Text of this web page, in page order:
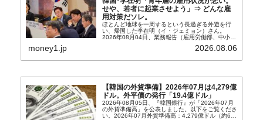
せや、若者に起業させよう」⇒ どんな雇
用対策だソレ。
ほとんど地球を一周するという長過ぎる外遊を行
い、帰国した李在明（イ・ジェミョン）さん。
2026年08月04日、業務報告（雇用労働部、中小ベ
上、韓国大統領に成りおおせた李在明（イ・ジェミ
money1.jp 2026.08.06
【韓国の外貨準備】2026年07月は4,279億
ドル。外平債の発行「19.4億ドル」
2026年08月05日、『韓国銀行』が「2026年07月
の外貨準備高」を公表しました。以下をご覧くださ
い。2026年07月外貨準備高：4,279億ドル（約67